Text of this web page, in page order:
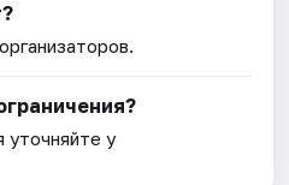
уточняйте у